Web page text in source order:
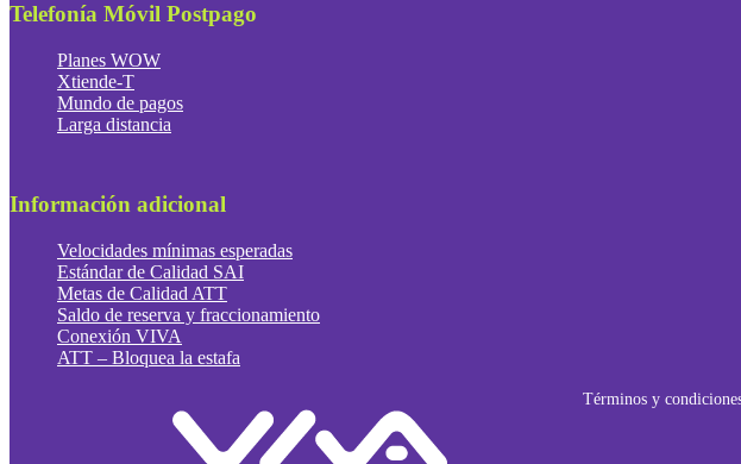
Telefonía Móvil Postpago
Planes WOW
Xtiende-T
Mundo de pagos
Larga distancia
Información adicional
Velocidades mínimas esperadas
Estándar de Calidad SAI
Metas de Calidad ATT
Saldo de reserva y fraccionamiento
Conexión VIVA
ATT – Bloquea la estafa
Términos y